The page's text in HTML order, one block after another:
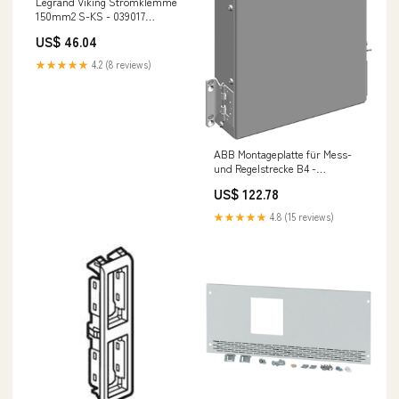
150mm2 S-KS - 039017
lighting/Voice And
Data/Housing And
Jack/Ethernet Switch
US$ 46.04
★★★★★ 4.2 (8 reviews)
ABB Montageplatte für Mess-
und Regelstrecke B4 -
NewCategories/Pneumatics/Air
treatment/FRL/FRL
unit/Knocks/Futura
US$ 122.78
★★★★★ 4.8 (15 reviews)